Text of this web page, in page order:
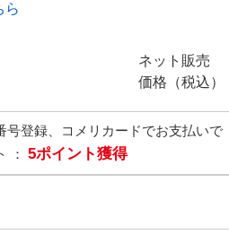
ら
ネット販売
価格（税込）
号登録、コメリカードでお支払いで
： 5ポイント獲得